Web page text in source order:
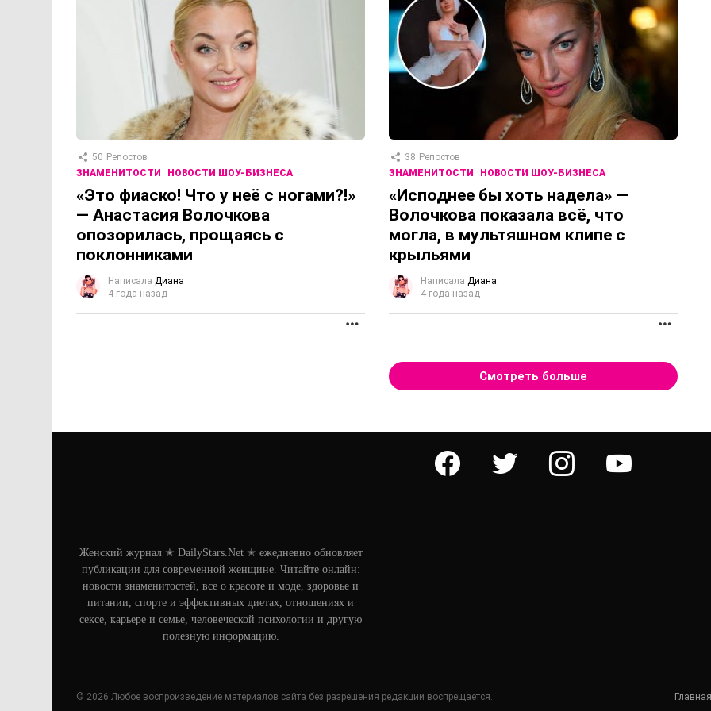
50 Репостов
ЗНАМЕНИТОСТИ
НОВОСТИ ШОУ-БИЗНЕСА
«Это фиаско! Что у неё с ногами?!»
— Анастасия Волочкова
опозорилась, прощаясь с
поклонниками
Написала Диана
4 года назад
38 Репостов
ЗНАМЕНИТОСТИ
НОВОСТИ ШОУ-БИЗНЕСА
«Исподнее бы хоть надела» —
Волочкова показала всё, что
могла, в мультяшном клипе с
крыльями
Написала Диана
4 года назад
Смотреть больше
facebook twitter instagram youtube
Женский журнал ✭ DailyStars.Net ✭ ежедневно обновляет
публикации для современной женщине. Читайте онлайн:
новости знаменитостей, все о красоте и моде, здоровье и
питании, спорте и эффективных диетах, отношениях и
сексе, карьере и семье, человеческой психологии и другую
полезную информацию.
© 2026 Любое воспроизведение материалов сайта без разрешения редакции воспрещается. Главная